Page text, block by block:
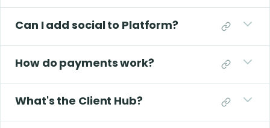
Can I add social to Platform?
How do payments work?
What's the Client Hub?